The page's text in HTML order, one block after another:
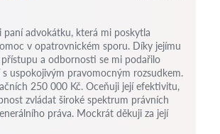
paní advokátku, která mi poskytla
v opatrovnickém sporu. Díky jejímu
a odbornosti se mi podařilo
uspokojivým pravomocným rozsudkem.
250 000 Kč. Oceňuji její efektivitu,
zvládat široké spektrum právních
práva. Mockrát děkuji za její